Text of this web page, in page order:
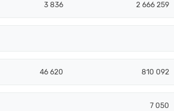
3 836 2 666 259
46 620 810 092
7 050